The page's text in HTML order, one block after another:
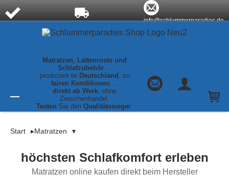
Optima
Matratzen, Lattenroste und
Schlafzubehör...
produziert in Deutschland , zu
fairen Konditionen ...
direkt ab Werk, ohne
Zwischenhandel.
Testen Sie denQualitätssieger.
direkt auf
Versandinnerhalb
info@schlummerparadies.de
Start Matratzen
höchsten Schlafkomfort erleben
Matratzen online kaufen direkt beim Hersteller